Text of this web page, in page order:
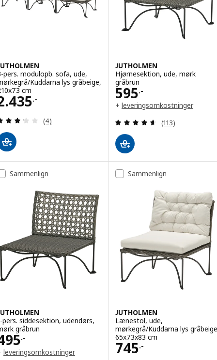
pers. modulopb. sofa, ude,
Kuddarna lys gråbeige,
cm
.-
2435.-
Anmeld: 3.3 ud af 5 Stjerner. Anmeldelser i alt:
(4)
JUTHOLMEN
Hjørnesektion, ude, mørk
gråbrun
595.-
Pris 595.-
+ leveringsomkostninger
Anmeld: 4.6 ud
(113)
Sammenlign
pers. siddesektion, udendørs,
gråbrun
.-
495.-
leveringsomkostninger
Sammenlign
JUTHOLMEN
Lænestol, ude,
mørkegrå/Kuddarna lys
65x73x83 cm
745.-
Pris 745.-